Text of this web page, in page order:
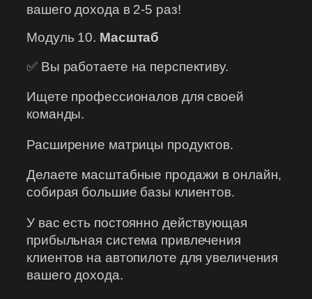
вашего дохода в 2-5 раз!
Модуль 10. Масштаб
✅ Вы работаете на перспективу.
Ищете профессионалов для своей
команды.
Расширение матрицы продуктов.
Делаете масштабные продажи в онлайн,
собирая большие базы клиентов.
У вас есть постоянно действующая
прибыльная система привлечения
клиентов на автопилоте для увеличения
вашего дохода.